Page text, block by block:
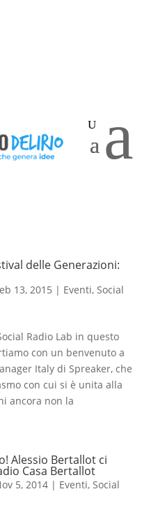
a
delle Generazioni:
13, 2015 | Eventi, Social
Radio Lab in questo
con un benvenuto a
Italy di Spreaker, che
con cui si è unita alla
ancora non la
Alessio Bertallot ci
Casa Bertallot
5, 2014| Eventi, Social